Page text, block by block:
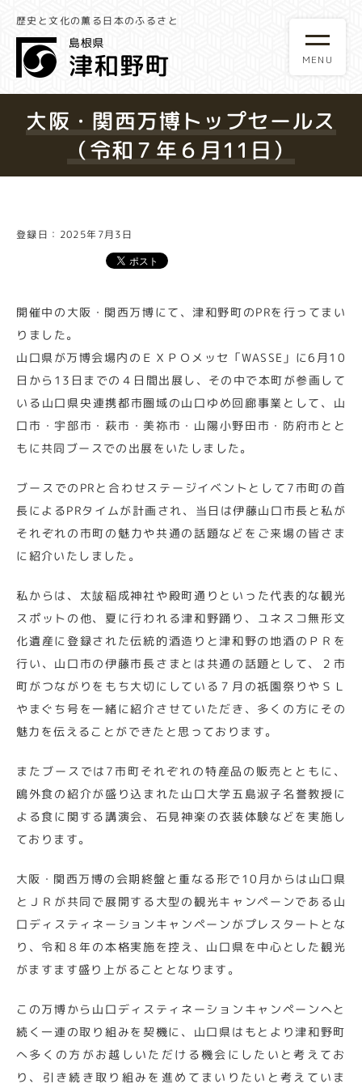
歴史と文化の薫る日本のふるさと
大阪・関西万博トップセールス
（令和７年６月11日）
登録日：2025年7月3日
開催中の大阪・関西万博にて、津和野町のPRを行ってまい
りました。
山口県が万博会場内のＥＸＰＯメッセ「WASSE」に6月10
日から13日までの４日間出展し、その中で本町が参画して
いる山口県央連携都市圏域の山口ゆめ回廊事業として、山
口市・宇部市・萩市・美祢市・山陽小野田市・防府市とと
もに共同ブースでの出展をいたしました。
ブースでのPRと合わせステージイベントとして7市町の首
長によるPRタイムが計画され、当日は伊藤山口市長と私が
それぞれの市町の魅力や共通の話題などをご来場の皆さま
に紹介いたしました。
私からは、太皷稲成神社や殿町通りといった代表的な観光
スポットの他、夏に行われる津和野踊り、ユネスコ無形文
化遺産に登録された伝統的酒造りと津和野の地酒のＰＲを
行い、山口市の伊藤市長さまとは共通の話題として、２市
町がつながりをもち大切にしている７月の祇園祭りやＳＬ
やまぐち号を一緒に紹介させていただき、多くの方にその
魅力を伝えることができたと思っております。
またブースでは7市町それぞれの特産品の販売とともに、
鴎外食の紹介が盛り込まれた山口大学五島淑子名誉教授に
よる食に関する講演会、石見神楽の衣装体験などを実施し
ております。
大阪・関西万博の会期終盤と重なる形で10月からは山口県
とＪＲが共同で展開する大型の観光キャンペーンである山
口ディスティネーションキャンペーンがプレスタートとな
り、令和８年の本格実施を控え、山口県を中心とした観光
がますます盛り上がることとなります。
この万博から山口ディスティネーションキャンペーンへと
続く一連の取り組みを契機に、山口県はもとより津和野町
へ多くの方がお越しいただける機会にしたいと考えてお
り、引き続き取り組みを進めてまいりたいと考えていま